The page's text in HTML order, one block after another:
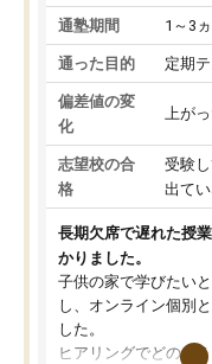
通塾期間 1～3
通った目的 定期
偏差値の変
化
上が
志望校の合
格
受験
出て
長期欠席で遅れた授
かりました。
子供の家で学びたい
し、オンライン個別
した。
ヒアリングでどのよ